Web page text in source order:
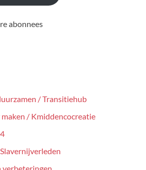
abonnees
/ Transitiehub
/ Kmiddencocreatie